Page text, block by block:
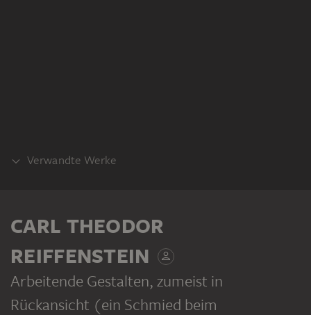
Verwandte Werke
CARL THEODOR REIFFENSTEIN
CARL THEODOR
REIFFENSTEIN
Arbeitende Gestalten, zumeist in
Rückansicht (ein Schmied beim